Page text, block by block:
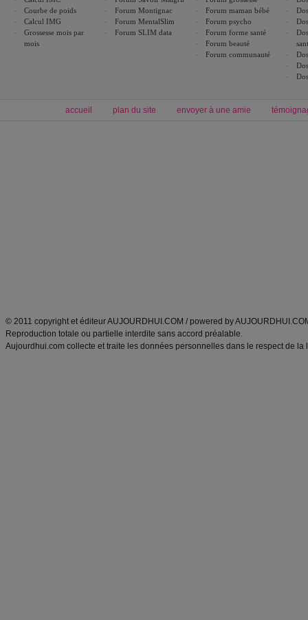
Courbe de poids
Calcul IMG
Grossesse mois par
mois
Forum Montignac
Forum MentalSlim
Forum SLIM data
Forum maman bébé
Forum psycho
Forum forme santé
Forum beauté
Forum communauté
accueil plan du site envoyer à une amie
© 2011 copyright et éditeur AUJOURDHUI.COM / powered by
Reproduction totale ou partielle interdite sans accord préalable.
Aujourdhui.com collecte et traite les données personnelles dans le respect de